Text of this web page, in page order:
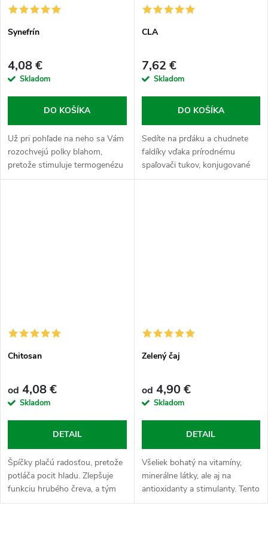
Synefrín
4,08 €
Skladom
DO KOŠÍKA
Už pri pohľade na neho sa Vám
rozochvejú polky blahom,
pretože stimuluje termogenézu
(tvorbu tepla v organizme), čím
CLA
7,62 €
Skladom
DO KOŠÍKA
Sedíte na prďáku a chudnete
faldíky vďaka prírodnému
spaľovači tukov, konjugované
kyseline linoleovej, ktorá
Chitosan
od 4,08 €
Skladom
DETAIL
Špíčky plačú radosťou, pretože
potláča pocit hladu. Zlepšuje
funkciu hrubého čreva, a tým
pomáha predchádzať
Zelený čaj
od 4,90 €
Skladom
DETAIL
Všeliek bohatý na vitamíny,
minerálne látky, ale aj na
antioxidanty a stimulanty. Tento
pokročilý extrakt podporuje